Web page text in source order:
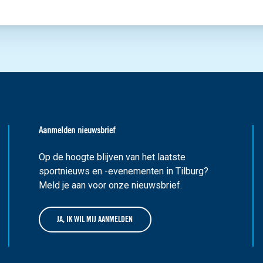
Aanmelden nieuwsbrief
Op de hoogte blijven van het laatste
sportnieuws en -evenementen in Tilburg?
Meld je aan voor onze nieuwsbrief.
JA, IK WIL MIJ AANMELDEN